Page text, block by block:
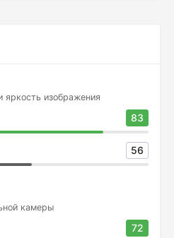
яркость изображения
83
56
камеры
72